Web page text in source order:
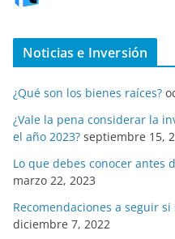
Noticias e Inversión
¿Qué son los bienes raíces?
¿Vale la pena considerar la
el año 2023? septiembre 15,
Lo que debes conocer antes
marzo 22, 2023
Recomendaciones a seguir
diciembre 7, 2022